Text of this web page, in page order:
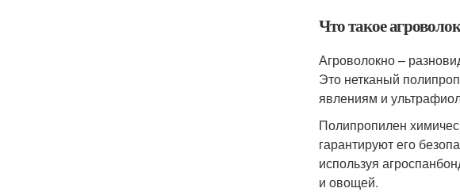
Что такое
Агроволокно –
Это нетканый
явлениям и
Полипропилен
гарантируют его
используя
и овощей.